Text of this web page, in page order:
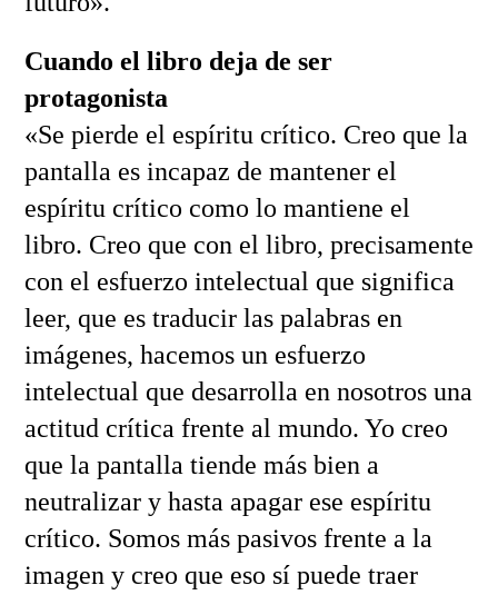
Cuando el libro deja de ser
protagonista
«Se pierde el espíritu crítico. Creo que la
pantalla es incapaz de mantener el
espíritu crítico como lo mantiene el
libro. Creo que con el libro, precisamente
con el esfuerzo intelectual que significa
leer, que es traducir las palabras en
imágenes, hacemos un esfuerzo
intelectual que desarrolla en nosotros una
actitud crítica frente al mundo. Yo creo
que la pantalla tiende más bien a
neutralizar y hasta apagar ese espíritu
crítico. Somos más pasivos frente a la
imagen y creo que eso sí puede traer